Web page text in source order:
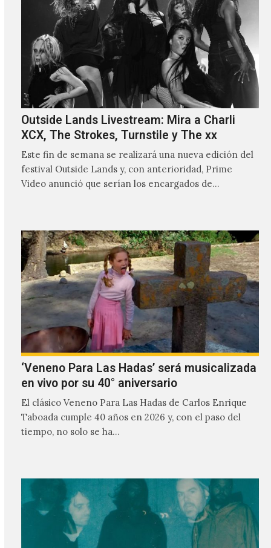
Outside Lands Livestream: Mira a Charli
XCX, The Strokes, Turnstile y The xx
Este fin de semana se realizará una nueva edición del
festival Outside Lands y, con anterioridad, Prime
Video anunció que serían los encargados de
‘Veneno Para Las Hadas’ será musicalizada
en vivo por su 40° aniversario
El clásico Veneno Para Las Hadas de Carlos Enrique
Taboada cumple 40 años en 2026 y, con el paso del
tiempo, no solo se ha…